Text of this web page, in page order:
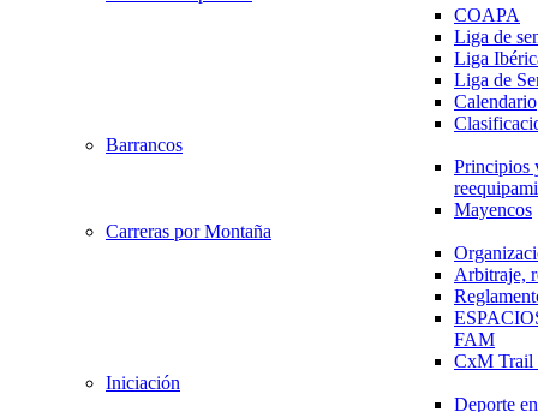
COAPA
Liga de
Liga
Liga de
Calendario
Barrancos
Principios
Mayencos
Carreras por Montaña
Arbitraje,
FAM
CxM
Iniciación
Deporte